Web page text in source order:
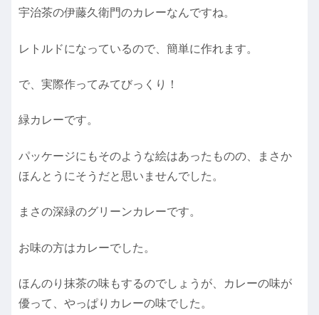
宇治茶の伊藤久衛門のカレーなんですね。
レトルドになっているので、簡単に作れます。
で、実際作ってみてびっくり！
緑カレーです。
パッケージにもそのような絵はあったものの、まさか
ほんとうにそうだと思いませんでした。
まさの深緑のグリーンカレーです。
お味の方はカレーでした。
ほんのり抹茶の味もするのでしょうが、カレーの味が
優って、やっぱりカレーの味でした。